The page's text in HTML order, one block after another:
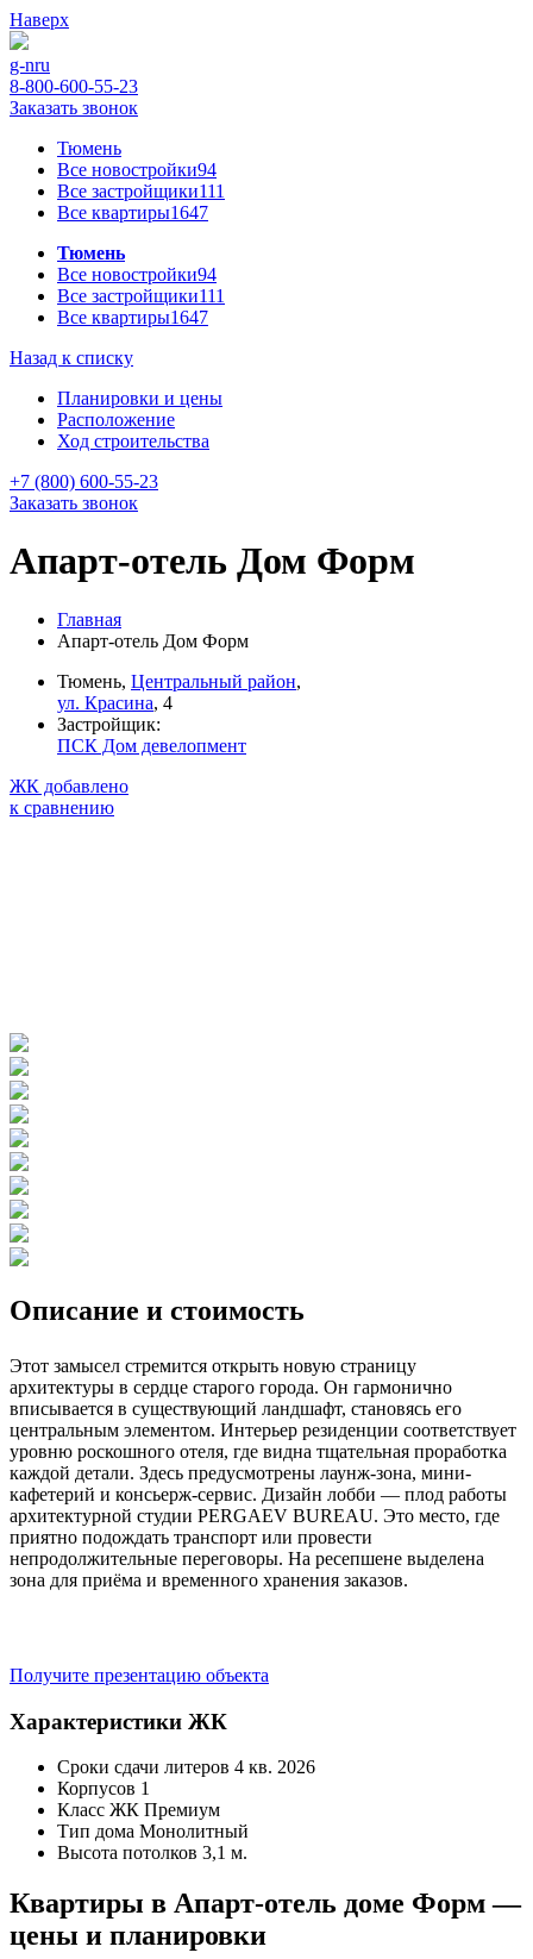
Наверх
g-nru
8-800-600-55-23
Заказать звонок
Тюмень
Все новостройки94
Все застройщики111
Все квартиры1647
Тюмень
Все новостройки94
Все застройщики111
Все квартиры1647
Назад к списку
Планировки и цены
Расположение
Ход строительства
+7 (800) 600-55-23
Заказать звонок
Апарт-отель Дом Форм
Главная
Апарт-отель Дом Форм
Тюмень, Центральный район,
ул. Красина, 4
Застройщик:
ПСК Дом девелопмент
ЖК добавлено
к сравнению
Описание и стоимость
Этот замысел стремится открыть новую страницу
архитектуры в сердце старого города. Он гармонично
вписывается в существующий ландшафт, становясь его
центральным элементом. Интерьер резиденции соответствует
уровню роскошного отеля, где видна тщательная проработка
каждой детали. Здесь предусмотрены лаунж-зона, мини-
кафетерий и консьерж-сервис. Дизайн лобби — плод работы
архитектурной студии PERGAEV BUREAU. Это место, где
приятно подождать транспорт или провести
непродолжительные переговоры. На ресепшене выделена
зона для приёма и временного хранения заказов.
Получите презентацию объекта
Характеристики ЖК
Сроки сдачи литеров 4 кв. 2026
Корпусов 1
Класс ЖК Премиум
Тип дома Монолитный
Высота потолков 3,1 м.
Квартиры в Апарт-отель доме Форм —
цены и планировки